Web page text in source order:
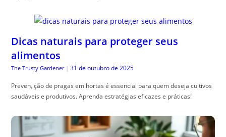
Dicas naturais para proteger seus
alimentos
The Trusty Gardener | 31 de outubro de 2025
Preven, ção de pragas em hortas é essencial para quem deseja cultivos
saudáveis e produtivos. Aprenda estratégias eficazes e práticas!